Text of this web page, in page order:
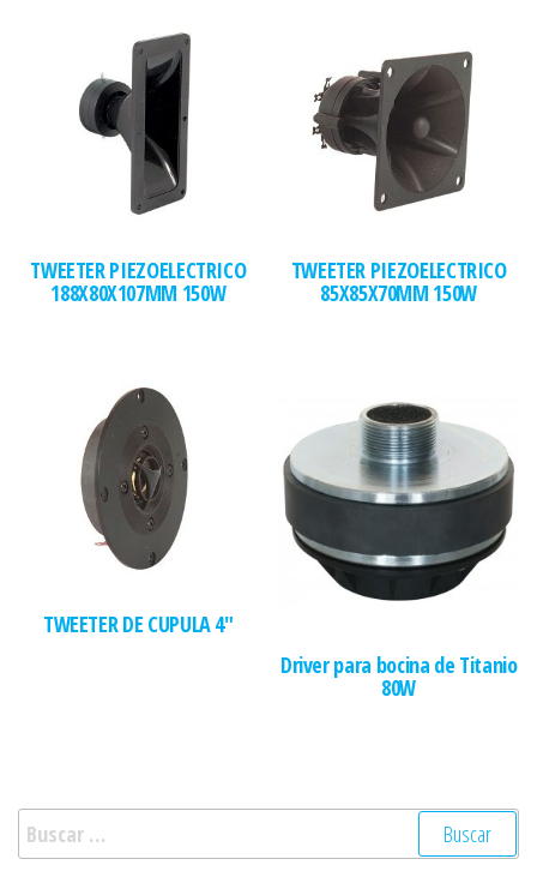
TWEETER PIEZOELECTRICO
188X80X107MM 150W
TWEETER PIEZOELECTRICO
85X85X70MM 150W
TWEETER DE CUPULA 4″
Driver para bocina de Titanio
80W
Buscar: